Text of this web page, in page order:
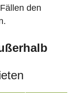
den